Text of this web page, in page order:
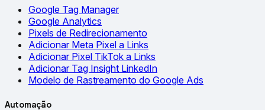
Google Tag Manager
Google Analytics
Pixels de Redirecionamento
Adicionar Meta Pixel a Links
Adicionar Pixel TikTok a Links
Adicionar Tag Insight LinkedIn
Modelo de Rastreamento do Google Ads
Automação